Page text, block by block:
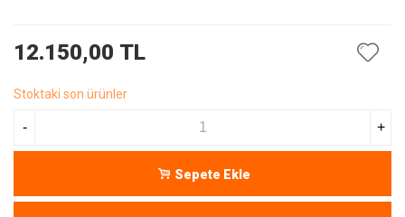
12.150,00 TL
Stoktaki son ürünler
- +
Sepete Ekle